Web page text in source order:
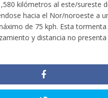
kilómetros al este/sureste
hacia el Nor/noroeste a
de 75 kph. Esta
y distancia no